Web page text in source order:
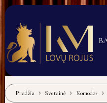
Pradžia Svetainė Komodos